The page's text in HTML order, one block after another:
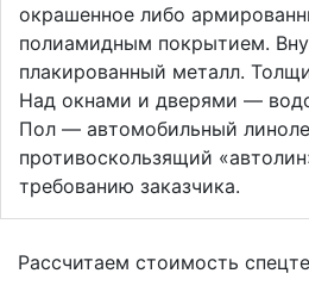
окрашенное либо
полиамидным покрытием.
плакированный металл.
Над окнами и дверями —
Пол — автомобильный
противоскользящий
требованию заказчика.
Рассчитаем стоимость